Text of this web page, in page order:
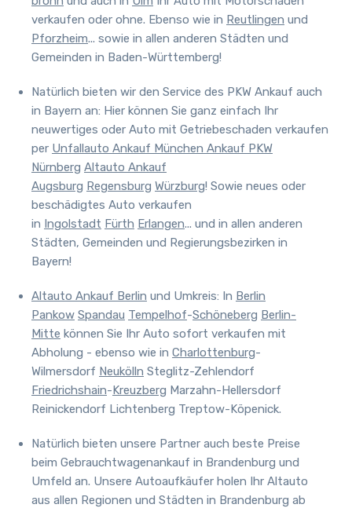
verkaufen oder ohne. Ebenso wie in Reutlingen und
Pforzheim... sowie in allen anderen Städten und
Gemeinden in Baden-Württemberg!
Natürlich bieten wir den Service des PKW Ankauf auch
in Bayern an: Hier können Sie ganz einfach Ihr
neuwertiges oder Auto mit Getriebeschaden verkaufen
per Unfallauto Ankauf München Ankauf PKW
Nürnberg Altauto Ankauf
Augsburg Regensburg Würzburg! Sowie neues oder
beschädigtes Auto verkaufen
in Ingolstadt Fürth Erlangen... und in allen anderen
Städten, Gemeinden und Regierungsbezirken in
Bayern!
Altauto Ankauf Berlin und Umkreis: In Berlin
Pankow Spandau Tempelhof-Schöneberg Berlin-
Mitte können Sie Ihr Auto sofort verkaufen mit
Abholung - ebenso wie in Charlottenburg-
Wilmersdorf Neukölln Steglitz-Zehlendorf
Friedrichshain-Kreuzberg Marzahn-Hellersdorf
Reinickendorf Lichtenberg Treptow-Köpenick.
Natürlich bieten unsere Partner auch beste Preise
beim Gebrauchtwagenankauf in Brandenburg und
Umfeld an. Unsere Autoaufkäufer holen Ihr Altauto
aus allen Regionen und Städten in Brandenburg ab